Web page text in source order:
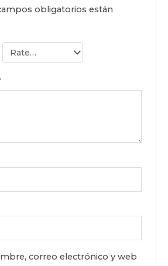
obligatorios están
correo electrónico y web